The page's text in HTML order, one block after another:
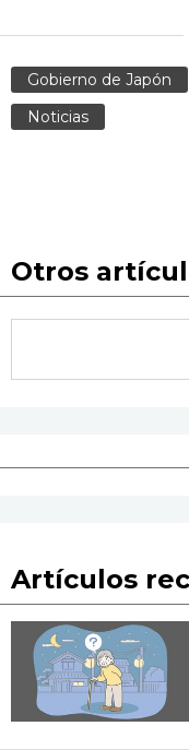
Gobierno de Japón
Noticias
Otros
Artículos